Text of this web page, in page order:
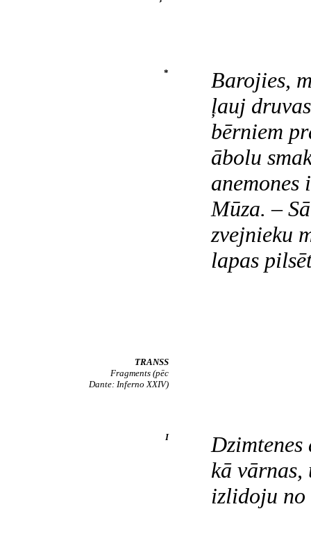
*
Barojies,
ļauj
bērniem
ābolu
anemones
Mūza. –
zvejnieku
lapas
TRANSS
Fragments (pēc
Dante: InfernoXXIV)
I
kā vārnas,
izlidoju no